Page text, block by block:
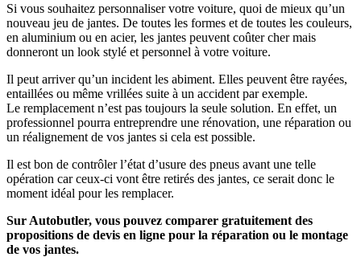
Si vous souhaitez personnaliser votre voiture, quoi de mieux qu’un
nouveau jeu de jantes. De toutes les formes et de toutes les couleurs,
en aluminium ou en acier, les jantes peuvent coûter cher mais
donneront un look stylé et personnel à votre voiture.
Il peut arriver qu’un incident les abiment. Elles peuvent être rayées,
entaillées ou même vrillées suite à un accident par exemple.
Le remplacement n’est pas toujours la seule solution. En effet, un
professionnel pourra entreprendre une rénovation, une réparation ou
un réalignement de vos jantes si cela est possible.
Il est bon de contrôler l’état d’usure des pneus avant une telle
opération car ceux-ci vont être retirés des jantes, ce serait donc le
moment idéal pour les remplacer.
Sur Autobutler, vous pouvez comparer gratuitement des
propositions de devis en ligne pour la réparation ou le montage
de vos jantes.